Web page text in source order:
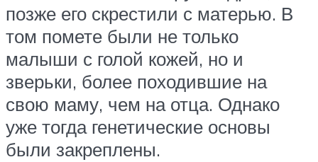
позже его скрестили с матерью. В
том помете были не только
малыши с голой кожей, но и
зверьки, более походившие на
свою маму, чем на отца. Однако
уже тогда генетические основы
были закреплены.